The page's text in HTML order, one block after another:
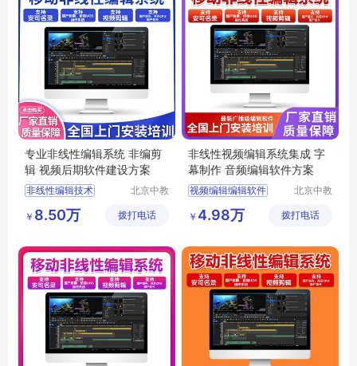
专业非线性编辑系统 非编剪
辑 视频后期软件建设方案
非线性编辑技术
edius非编系统
视频编辑系统
北京中教
有限公司
￥ 8.50万 拨打电话
非线性视频编辑系统集成 字
幕制作 音频编辑软件方案
视频编辑编辑软件
非线性视频编辑
北京中教
有限公司
￥ 4.98万 拨打电话